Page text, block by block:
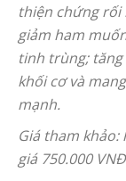
thiện chứng rối
giảm ham
tinh trùng;
khối cơ và
mạnh.
Giá tham
giá 750.000